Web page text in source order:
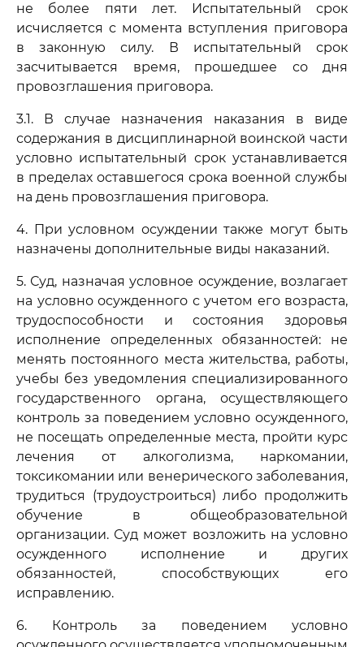
не более пяти лет. Испытательный срок
исчисляется с момента вступления приговора
в законную силу. В испытательный срок
засчитывается время, прошедшее со дня
провозглашения приговора.
3.1. В случае назначения наказания в виде
содержания в дисциплинарной воинской части
условно испытательный срок устанавливается
в пределах оставшегося срока военной службы
на день провозглашения приговора.
4. При условном осуждении также могут быть
назначены дополнительные виды наказаний.
5. Суд, назначая условное осуждение, возлагает
на условно осужденного с учетом его возраста,
трудоспособности и состояния здоровья
исполнение определенных обязанностей: не
менять постоянного места жительства, работы,
учебы без уведомления специализированного
государственного органа, осуществляющего
контроль за поведением условно осужденного,
не посещать определенные места, пройти курс
лечения от алкоголизма, наркомании,
токсикомании или венерического заболевания,
трудиться (трудоустроиться) либо продолжить
обучение в общеобразовательной
организации. Суд может возложить на условно
осужденного исполнение и других
обязанностей, способствующих его
исправлению.
6. Контроль за поведением условно